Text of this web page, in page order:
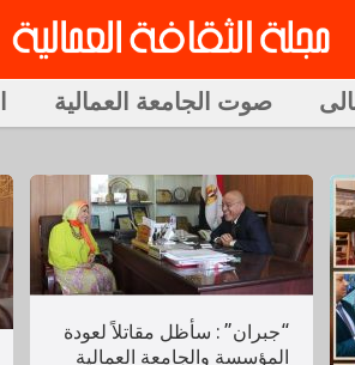
صوت الجامعة العمالية
“جبران” : سأظل مقاتلاً لعودة
المؤسسة والجامعة العمالية